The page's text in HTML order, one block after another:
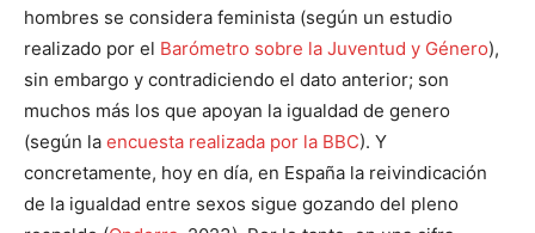
hombres se considera feminista (según un estudio
realizado por el Barómetro sobre la Juventud y Género),
sin embargo y contradiciendo el dato anterior; son
muchos más los que apoyan la igualdad de genero
(según la encuesta realizada por la BBC). Y
concretamente, hoy en día, en España la reivindicación
de la igualdad entre sexos sigue gozando del pleno